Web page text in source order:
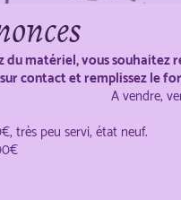
du matériel, vous
contact et remplissez le
A vendre,
très peu servi, état neuf.